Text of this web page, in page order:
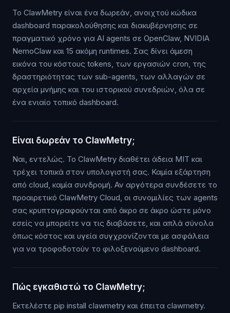
Το ClawMetry είναι ένα δωρεάν, ανοιχτού κώδικα
dashboard παρακολούθησης και διακυβέρνησης σε
πραγματικό χρόνο για AI agents σε OpenClaw, NVIDIA
NemoClaw και 15 ακόμη runtimes. Σας δίνει άμεση
εικόνα του κόστους tokens, των εργασιών cron, της
δραστηριότητας των sub-agents, των αλλαγών σε
αρχεία μνήμης και του ιστορικού συνεδριών, όλα σε
ένα ενιαίο τοπικό dashboard.
Είναι δωρεάν το ClawMetry;
Ναι, εντελώς. Το ClawMetry διαθέτει άδεια MIT και
τρέχει τοπικά στον υπολογιστή σας. Καμία εξάρτηση
από cloud, καμία συνδρομή. Αν αργότερα συνδέσετε το
προαιρετικό ClawMetry Cloud, οι συνομιλίες των agents
σας κρυπτογραφούνται από άκρο σε άκρο ώστε μόνο
εσείς να μπορείτε να τις διαβάσετε, και απλά σύνολα
όπως κόστος και υγεία συγχρονίζονται με ασφάλεια
για να τροφοδοτούν το φιλοξενούμενο dashboard.
Πώς εγκαθιστώ το ClawMetry;
Εκτελέστε pip install clawmetry και έπειτα clawmetry.